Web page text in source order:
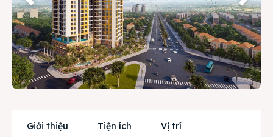
Phiên bản cập nhật V3
& tìm kiếm nhanh chóng hơn
Trang chủ
Mua bán
Giới thiệu Tiện ích Vị trí